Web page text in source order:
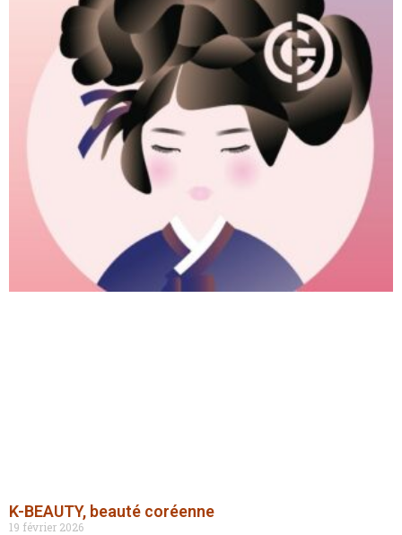
K-BEAUTY, beauté coréenne
19 février 2026